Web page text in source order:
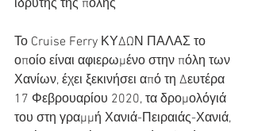
ιδρυτής της πόλης
Το Cruise Ferry ΚΥΔΩΝ ΠΑΛΑΣ το
οποίο είναι αφιερωμένο στην πόλη των
Χανίων, έχει ξεκινήσει από τη Δευτέρα
17 Φεβρουαρίου 2020, τα δρομολόγιά
του στη γραμμή Χανιά-Πειραιάς-Χανιά,